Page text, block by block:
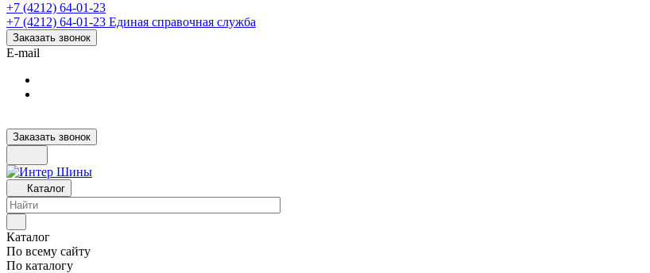
+7 (4212) 64-01-23
+7 (4212) 64-01-23 Единая справочная служба
Заказать звонок
E-mail
Заказать звонок
Каталог
Каталог
По всему сайту
По каталогу